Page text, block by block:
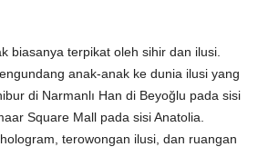
biasanya terpikat oleh sihir dan ilusi.
anak-anak ke dunia ilusi yang
di Narmanlı Han di Beyoğlu pada sisi
Square Mall pada sisi Anatolia.
terowongan ilusi, dan ruangan